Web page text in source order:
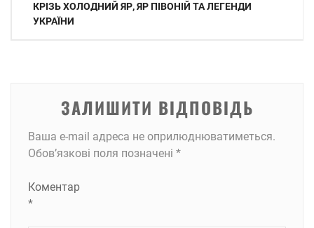
записів
КРІЗЬ ХОЛОДНИЙ ЯР, ЯР ПІВОНІЙ ТА ЛЕГЕНДИ
УКРАЇНИ
ЗАЛИШИТИ ВІДПОВІДЬ
Ваша e-mail адреса не оприлюднюватиметься.
Обов’язкові поля позначені *
Коментар
*